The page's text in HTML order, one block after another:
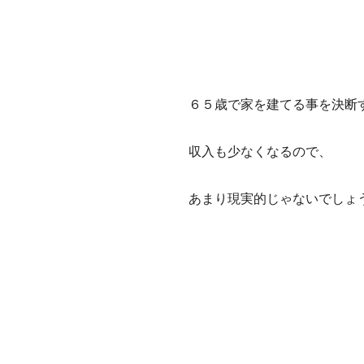
６５歳で家を建てる事を決断
収入も少なくなるので、
あまり現実的じゃないでしょ